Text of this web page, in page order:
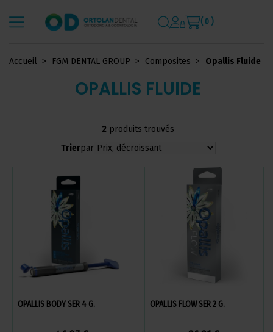
( 0 )
Accueil FGM DENTAL GROUP Composites Opallis Fluide
OPALLIS FLUIDE
2 produits trouvés
Trierpar
OPALLIS BODY SER 4 G. OPALLIS FLOW SER 2 G.